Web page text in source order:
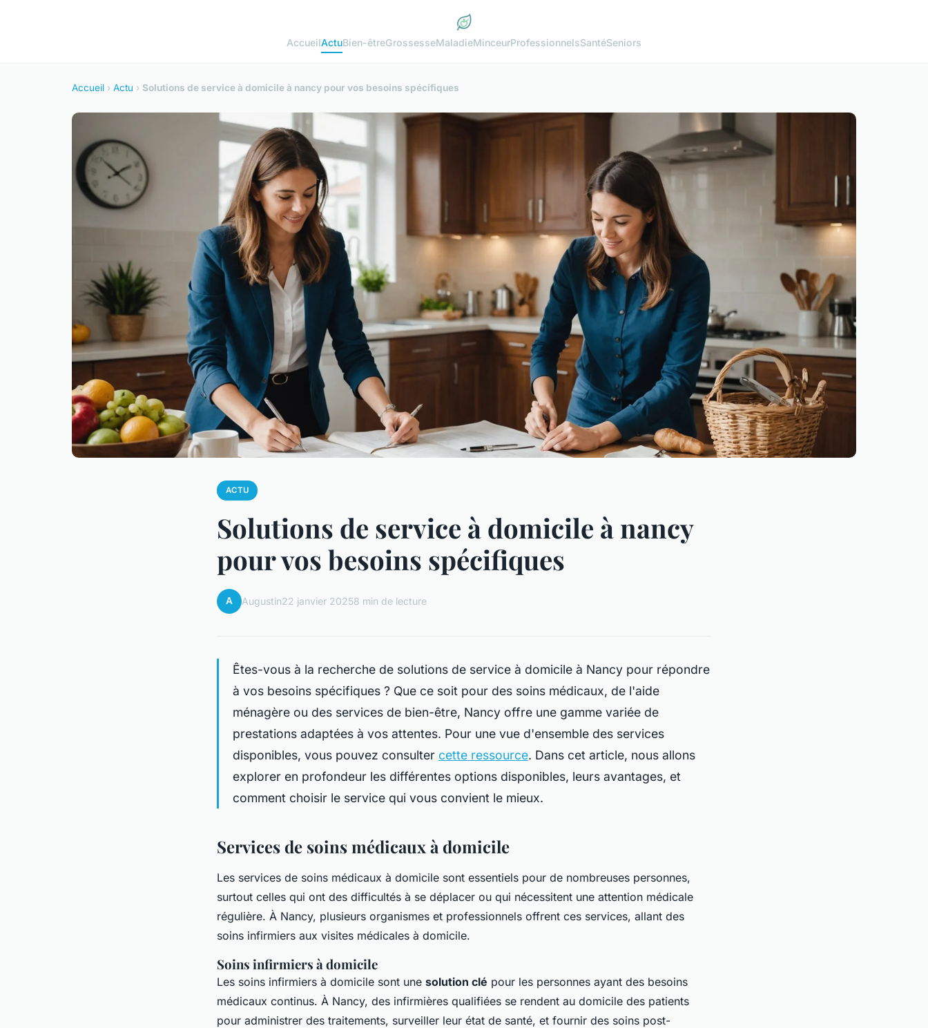
AccueilActuBien-êtreGrossesseMaladieMinceurProfessionnelsSantéSeniors
Accueil › Actu › Solutions de service à domicile à nancy pour vos besoins spécifiques
ACTU
Solutions de service à domicile à nancy
pour vos besoins spécifiques
A Augustin22 janvier 20258 min de lecture
Êtes-vous à la recherche de solutions de service à domicile à Nancy pour répondre
à vos besoins spécifiques ? Que ce soit pour des soins médicaux, de l'aide
ménagère ou des services de bien-être, Nancy offre une gamme variée de
prestations adaptées à vos attentes. Pour une vue d'ensemble des services
disponibles, vous pouvez consulter cette ressource. Dans cet article, nous allons
explorer en profondeur les différentes options disponibles, leurs avantages, et
comment choisir le service qui vous convient le mieux.
Services de soins médicaux à domicile
Les services de soins médicaux à domicile sont essentiels pour de nombreuses personnes,
surtout celles qui ont des difficultés à se déplacer ou qui nécessitent une attention médicale
régulière. À Nancy, plusieurs organismes et professionnels offrent ces services, allant des
soins infirmiers aux visites médicales à domicile.
Soins infirmiers à domicile
Les soins infirmiers à domicile sont une solution clé pour les personnes ayant des besoins
médicaux continus. À Nancy, des infirmières qualifiées se rendent au domicile des patients
pour administrer des traitements, surveiller leur état de santé, et fournir des soins post-